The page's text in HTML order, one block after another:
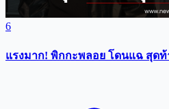
6
แรงมาก! พิกกะพลอย โดนแฉ สุดท้